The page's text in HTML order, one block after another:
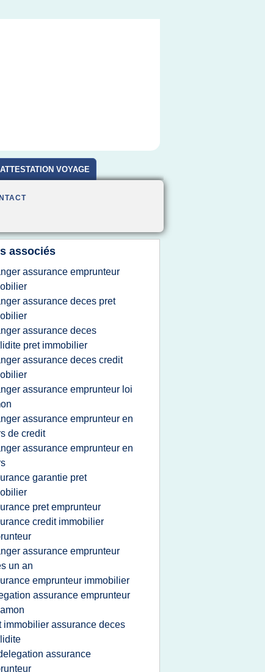
ATTESTATION VOYAGE
associés
assurance emprunteur
assurance deces pret
assurance deces
pret immobilier
assurance deces credit
assurance emprunteur loi
assurance emprunteur en
de credit
assurance emprunteur en
garantie pret
pret emprunteur
credit immobilier
assurance emprunteur
un an
emprunteur immobilier
assurance emprunteur
immobilier assurance deces
assurance